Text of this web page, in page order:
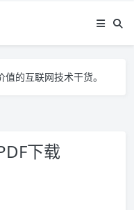
的互联网技术干货。
下载